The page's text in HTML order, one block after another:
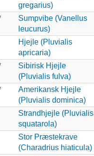
gregarius)
Sumpvibe (Vanellus
leucurus)
Hjejle (Pluvialis
apricaria)
Sibirisk Hjejle
(Pluvialis fulva)
Amerikansk Hjejle
(Pluvialis dominica)
Strandhjejle (Pluvialis
squatarola)
Stor Præstekrave
(Charadrius hiaticula)